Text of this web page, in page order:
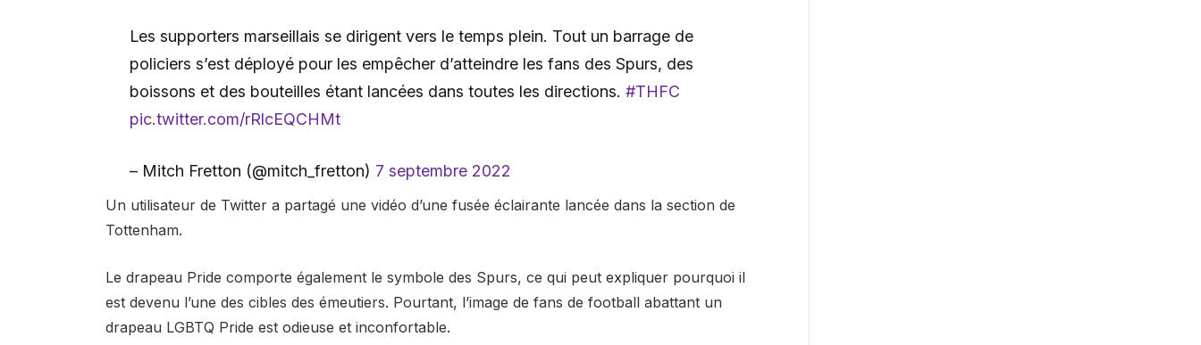
Les supporters marseillais se dirigent vers le temps plein. Tout un barrage de
policiers s’est déployé pour les empêcher d’atteindre les fans des Spurs, des
boissons et des bouteilles étant lancées dans toutes les directions. #THFC
pic.twitter.com/rRlcEQCHMt
– Mitch Fretton (@mitch_fretton) 7 septembre 2022
Un utilisateur de Twitter a partagé une vidéo d’une fusée éclairante lancée dans la section de
Tottenham.
Le drapeau Pride comporte également le symbole des Spurs, ce qui peut expliquer pourquoi il
est devenu l’une des cibles des émeutiers. Pourtant, l’image de fans de football abattant un
drapeau LGBTQ Pride est odieuse et inconfortable.